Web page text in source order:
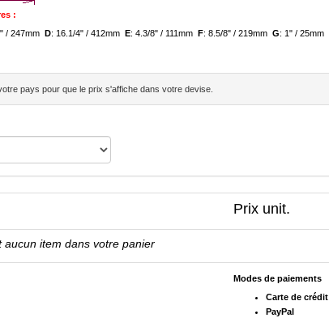
:
/ 247mm D: 16.1/4" / 412mm E: 4.3/8" / 111mm F: 8.5/8" / 219mm G: 1" / 25mm
pays pour que le prix s'affiche dans votre devise.
Prix unit.
aucun item dans votre panier
Modes de paiements
Carte de crédit
PayPal